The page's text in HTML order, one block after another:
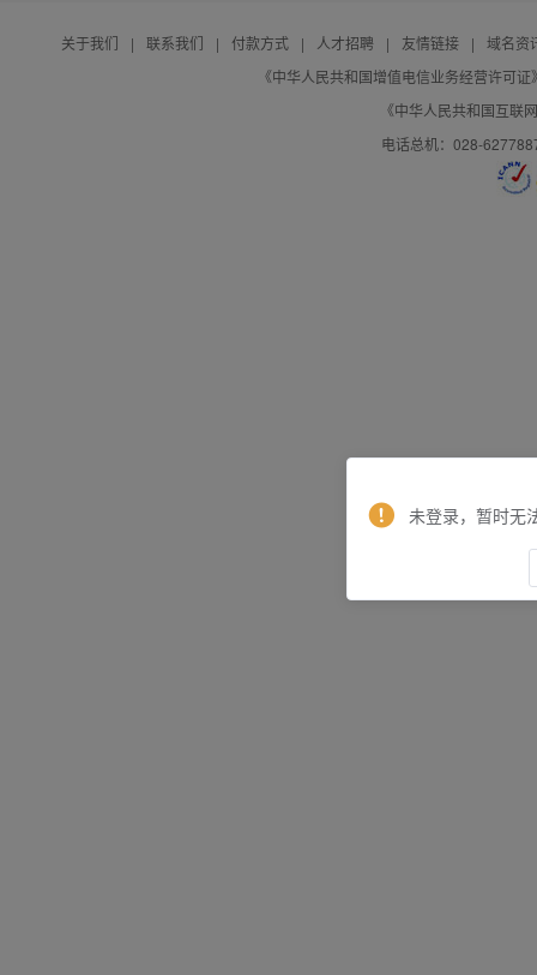
关于我们 | 联系我们 | 付款方式 | 人才招聘 | 友情链接 |
域名资
《中华人民共和国增值电信业务经营许可
《中华人民共和国互联
电话总机：028-
未登录，暂时无